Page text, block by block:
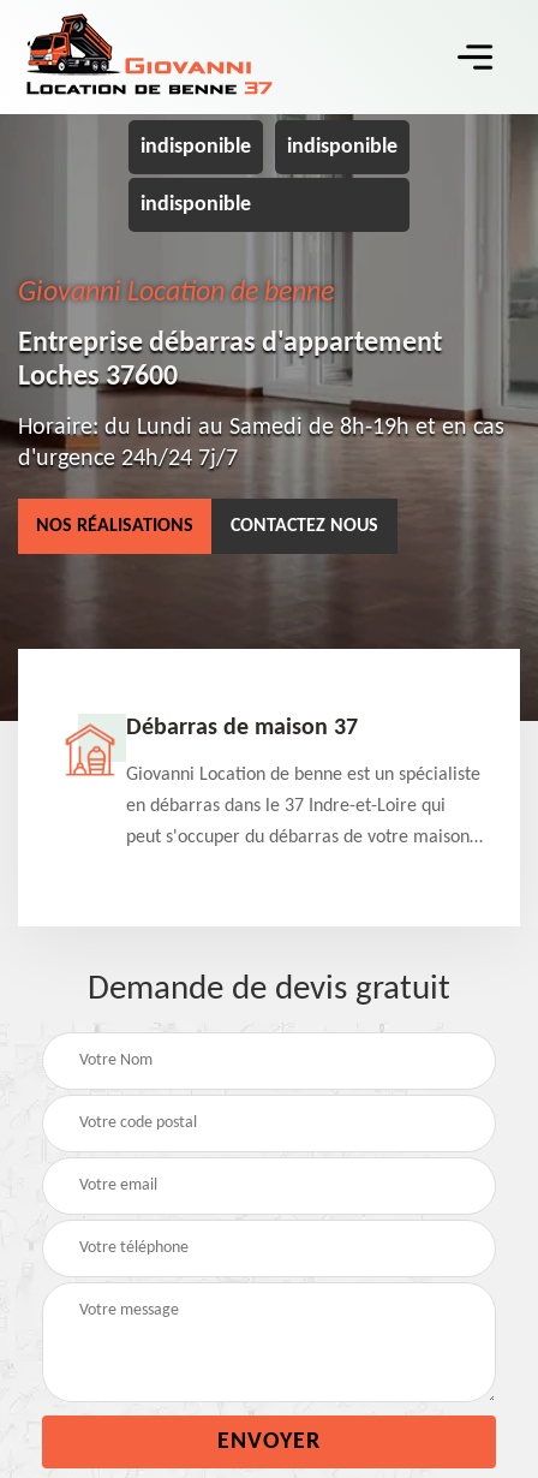
indisponible indisponible
indisponible
Giovanni Location de benne
Entreprise débarras d'appartement
Loches 37600
Horaire: du Lundi au Samedi de 8h-19h et en cas
d'urgence 24h/24 7j/7
NOS RÉALISATIONS CONTACTEZ NOUS
Débarras de maison 37
Giovanni Location de benne est un spécialiste
en débarras dans le 37 Indre-et-Loire qui
peut s'occuper du débarras de votre maison
Demande de devis gratuit